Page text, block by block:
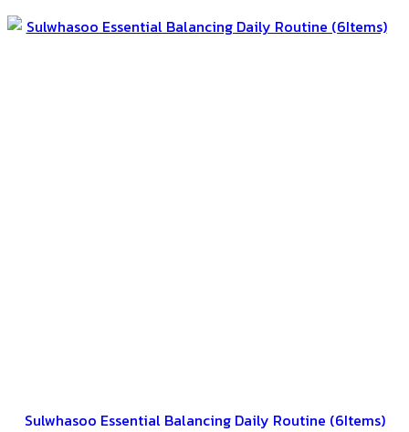
Sulwhasoo Essential Balancing Daily Routine (6Items)